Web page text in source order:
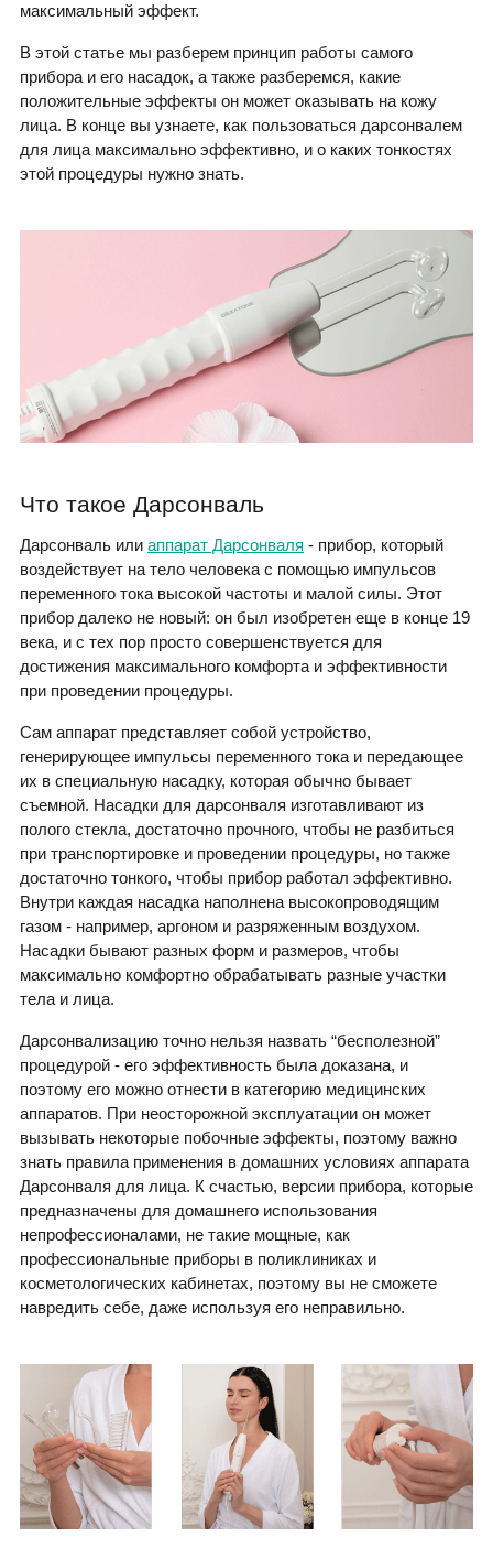
максимальный эффект.
В этой статье мы разберем принцип работы самого
прибора и его насадок, а также разберемся, какие
положительные эффекты он может оказывать на кожу
лица. В конце вы узнаете, как пользоваться дарсонвалем
для лица максимально эффективно, и о каких тонкостях
этой процедуры нужно знать.
Что такое Дарсонваль
Дарсонваль или аппарат Дарсонваля - прибор, который
воздействует на тело человека с помощью импульсов
переменного тока высокой частоты и малой силы. Этот
прибор далеко не новый: он был изобретен еще в конце 19
века, и с тех пор просто совершенствуется для
достижения максимального комфорта и эффективности
при проведении процедуры.
Сам аппарат представляет собой устройство,
генерирующее импульсы переменного тока и передающее
их в специальную насадку, которая обычно бывает
съемной. Насадки для дарсонваля изготавливают из
полого стекла, достаточно прочного, чтобы не разбиться
при транспортировке и проведении процедуры, но также
достаточно тонкого, чтобы прибор работал эффективно.
Внутри каждая насадка наполнена высокопроводящим
газом - например, аргоном и разряженным воздухом.
Насадки бывают разных форм и размеров, чтобы
максимально комфортно обрабатывать разные участки
тела и лица.
Дарсонвализацию точно нельзя назвать “бесполезной”
процедурой - его эффективность была доказана, и
поэтому его можно отнести в категорию медицинских
аппаратов. При неосторожной эксплуатации он может
вызывать некоторые побочные эффекты, поэтому важно
знать правила применения в домашних условиях аппарата
Дарсонваля для лица. К счастью, версии прибора, которые
предназначены для домашнего использования
непрофессионалами, не такие мощные, как
профессиональные приборы в поликлиниках и
косметологических кабинетах, поэтому вы не сможете
навредить себе, даже используя его неправильно.